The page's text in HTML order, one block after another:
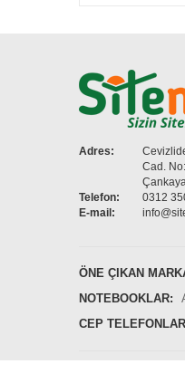
Adres:
Cad.
Telefon:
0312
E-mail:
ÖNE ÇIKAN
NOTEBOOKLAR:
CEP